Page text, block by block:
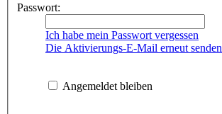
Passwort:
Ich habe mein Passwort vergessen
Die Aktivierungs-E-Mail erneut senden
Angemeldet bleiben